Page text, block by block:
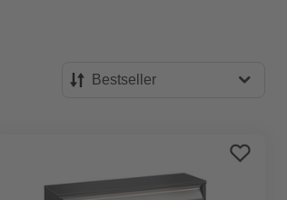
Bestseller
Preis absteigend